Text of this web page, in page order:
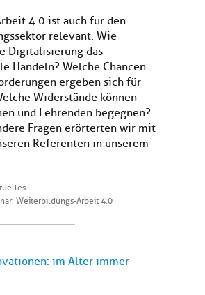
4.0 ist auch für den
relevant. Wie
Digitalisierung das
Handeln? Welche Chancen
ergeben sich für
Widerstände können
und Lehrenden begegnen?
Fragen erörterten wir mit
Referenten in unserem
Weiterbildungs-Arbeit 4.0
im Alter immer